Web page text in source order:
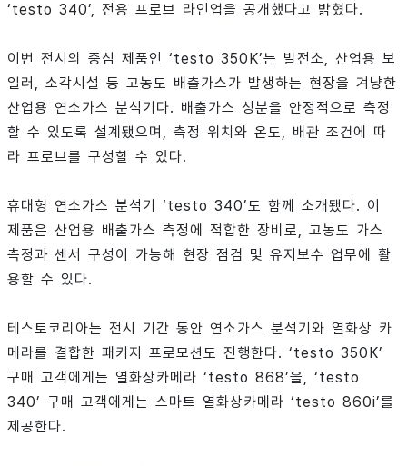
‘testo 340’, 전용 프로브 라인업을 공개했다고 밝혔다.
이번 전시의 중심 제품인 ‘testo 350K’는 발전소, 산업용 보
일러, 소각시설 등 고농도 배출가스가 발생하는 현장을 겨냥한
산업용 연소가스 분석기다. 배출가스 성분을 안정적으로 측정
할 수 있도록 설계됐으며, 측정 위치와 온도, 배관 조건에 따
라 프로브를 구성할 수 있다.
휴대형 연소가스 분석기 ‘testo 340’도 함께 소개됐다. 이
제품은 산업용 배출가스 측정에 적합한 장비로, 고농도 가스
측정과 센서 구성이 가능해 현장 점검 및 유지보수 업무에 활
용할 수 있다.
테스토코리아는 전시 기간 동안 연소가스 분석기와 열화상 카
메라를 결합한 패키지 프로모션도 진행한다. ‘testo 350K’
구매 고객에게는 열화상카메라 ‘testo 868’을, ‘testo
340’ 구매 고객에게는 스마트 열화상카메라 ‘testo 860i’를
제공한다.